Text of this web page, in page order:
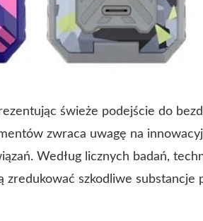
świeże podejście do
zwraca uwagę na
Według licznych badań,
szkodliwe substancje